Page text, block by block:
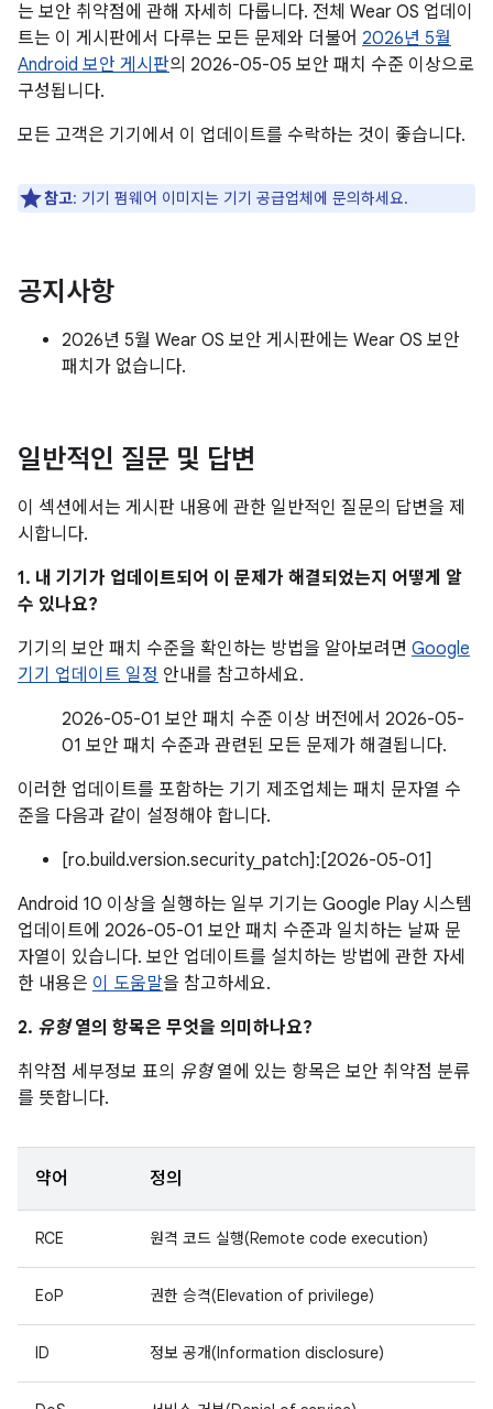
는 보안 취약점에 관해 자세히 다룹니다. 전체 Wear OS 업데이
트는 이 게시판에서 다루는 모든 문제와 더불어 2026년 5월
Android 보안 게시판의 2026-05-05 보안 패치 수준 이상으로
구성됩니다.
모든 고객은 기기에서 이 업데이트를 수락하는 것이 좋습니다.
참고: 기기 펌웨어 이미지는 기기 공급업체에 문의하세요.
공지사항
2026년 5월 Wear OS 보안 게시판에는 Wear OS 보안
패치가 없습니다.
일반적인 질문 및 답변
이 섹션에서는 게시판 내용에 관한 일반적인 질문의 답변을 제
시합니다.
1. 내 기기가 업데이트되어 이 문제가 해결되었는지 어떻게 알
수 있나요?
기기의 보안 패치 수준을 확인하는 방법을 알아보려면 Google
기기 업데이트 일정 안내를 참고하세요.
2026-05-01 보안 패치 수준 이상 버전에서 2026-05-
01 보안 패치 수준과 관련된 모든 문제가 해결됩니다.
이러한 업데이트를 포함하는 기기 제조업체는 패치 문자열 수
준을 다음과 같이 설정해야 합니다.
[ro.build.version.security_patch]:[2026-05-01]
Android 10 이상을 실행하는 일부 기기는 Google Play 시스템
업데이트에 2026-05-01 보안 패치 수준과 일치하는 날짜 문
자열이 있습니다. 보안 업데이트를 설치하는 방법에 관한 자세
한 내용은 이 도움말을 참고하세요.
2. 유형열의 항목은 무엇을 의미하나요?
취약점 세부정보 표의 유형열에 있는 항목은 보안 취약점 분류
를 뜻합니다.
약어 정의
RCE 원격 코드 실행(Remote code execution)
EoP 권한 승격(Elevation of privilege)
ID 정보 공개(Information disclosure)